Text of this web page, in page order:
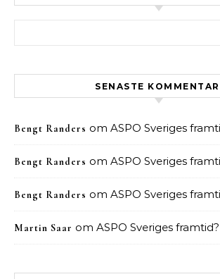
SENASTE KOMMENTAR
Bengt Randers om ASPO Sveriges
Bengt Randers om ASPO Sveriges
Bengt Randers om ASPO Sveriges
Martin Saar om ASPO Sveriges framtid?